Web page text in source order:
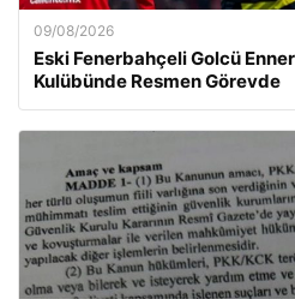
09/08/2026
Eski Fenerbahçeli Golcü
Kulübünde Resmen Görevde